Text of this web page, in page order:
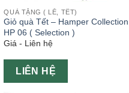
QUÀ TẶNG ( LỄ, TẾT)
Giỏ quà Tết – Hamper Collection
HP 06 ( Selection )
Giá - Liên hệ
LIÊN HỆ